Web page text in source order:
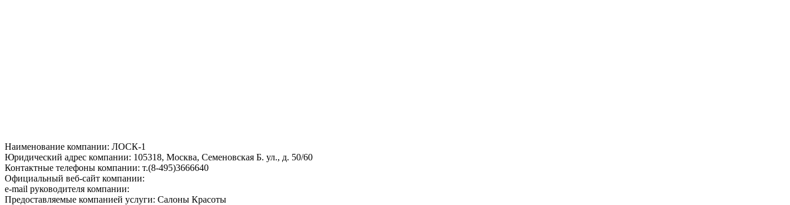
Наименование компании: ЛОСК-1
Юридический адрес компании: 105318, Москва, Семеновская Б. ул., д. 50/60
Контактные телефоны компании: т.(8-495)3666640
Официальный веб-сайт компании:
e-mail руководителя компании:
Предоставляемые компанией услуги: Салоны Красоты